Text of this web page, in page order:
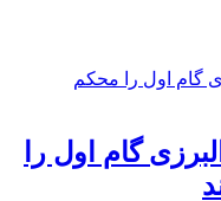
گام اول را